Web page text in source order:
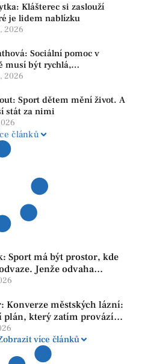
Klášterec si zaslouží
je lidem nablízku
2026
Sociální pomoc v
musí být rychlá,
a férová. Ne udržovat lidi v
2026
Sport dětem mění život. A
stát za nimi
článků
Sport má být prostor, kde
Jenže odvaha
kde se bojí udělat chybu.
Konverze městských lázní:
plán, který zatím provází
než jistot
více článků